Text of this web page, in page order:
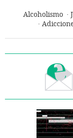
Alcoholismo